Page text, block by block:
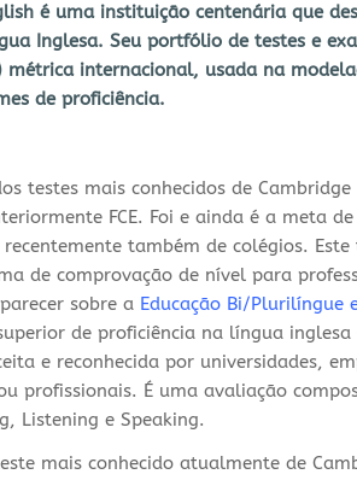
é uma instituição centenária que
Inglesa. Seu portfólio de testes e
métrica internacional, usada na
de proficiência.
testes mais conhecidos de Cambridge
FCE. Foi e ainda é a meta
também de colégios.
de comprovação de nível para
sobre a Educação Bi/Plurilíngue
de proficiência na língua inglesa
e reconhecida por universidades,
profissionais. É uma avaliação
Listening e Speaking.
mais conhecido atualmente de